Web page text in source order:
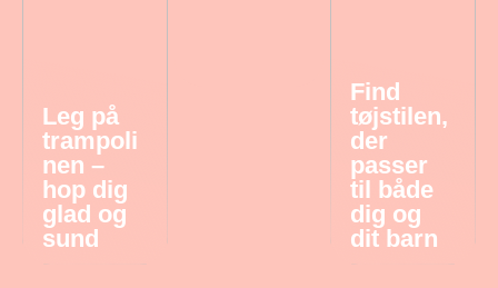
Leg på
trampoli
nen –
hop dig
glad og
sund
Find
tøjstilen,
der
passer
til både
dig og
dit barn